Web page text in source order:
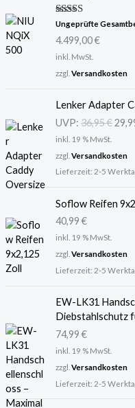
Bewertet
von 5
Ungeprüfte
4.499,00€
inkl. MwSt.
zzgl. Versandkosten
Lenker Adapter
UVP: 36,95€
r
s
r
ü
h
e
P
r
w
a
inkl. 19 % MwSt.
zzgl. Versandkosten
Lieferzeit: 2-5
Soflow Reifen
40,99€
inkl. 19 % MwSt.
zzgl. Versandkosten
Lieferzeit: 2-5
EW-LK31
Diebstahlschutz
74,99€
inkl. 19 % MwSt.
zzgl. Versandkosten
Lieferzeit: 2-5